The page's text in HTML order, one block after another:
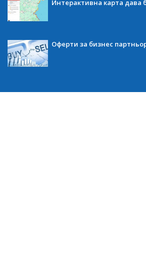
Интерактивна карта дава
Оферти за бизнес